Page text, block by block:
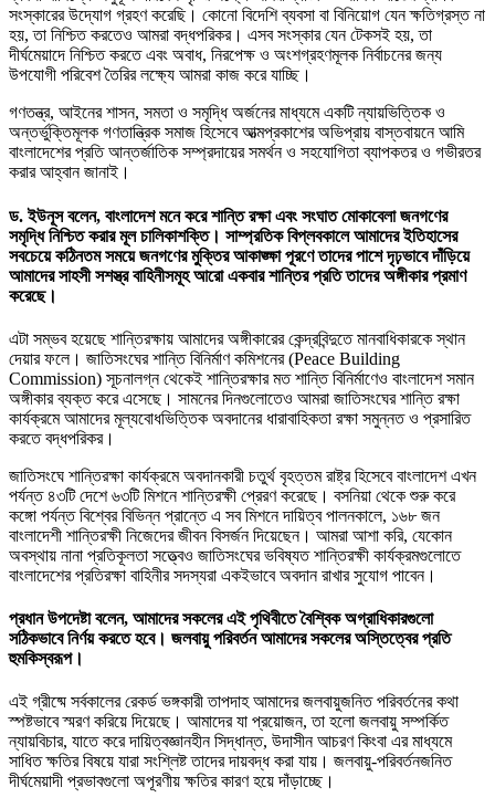
সংস্কারের উদ্যোগ গ্রহণ করেছি। কোনো বিদেশি ব্যবসা বা বিনিয়োগ যেন ক্ষতিগ্রস্ত না
হয়, তা নিশ্চিত করতেও আমরা বদ্ধপরিকর। এসব সংস্কার যেন টেকসই হয়, তা
দীর্ঘমেয়াদে নিশ্চিত করতে এবং অবাধ, নিরপেক্ষ ও অংশগ্রহণমূলক নির্বাচনের জন্য
উপযোগী পরিবেশ তৈরির লক্ষ্যে আমরা কাজ করে যাচ্ছি।
গণতন্ত্র, আইনের শাসন, সমতা ও সমৃদ্ধি অর্জনের মাধ্যমে একটি ন্যায়ভিত্তিক ও
অন্তর্ভুক্তিমূলক গণতান্ত্রিক সমাজ হিসেবে আত্মপ্রকাশের অভিপ্রায় বাস্তবায়নে আমি
বাংলাদেশের প্রতি আন্তর্জাতিক সম্প্রদায়ের সমর্থন ও সহযোগিতা ব্যাপকতর ও গভীরতর
করার আহ্বান জানাই।
ড. ইউনূস বলেন, বাংলাদেশ মনে করে শান্তি রক্ষা এবং সংঘাত মোকাবেলা জনগণের
সমৃদ্ধি নিশ্চিত করার মূল চালিকাশক্তি। সাম্প্রতিক বিপ্লবকালে আমাদের ইতিহাসের
সবচেয়ে কঠিনতম সময়ে জনগণের মুক্তির আকাঙ্ক্ষা পূরণে তাদের পাশে দৃঢ়ভাবে দাঁড়িয়ে
আমাদের সাহসী সশস্ত্র বাহিনীসমূহ আরো একবার শান্তির প্রতি তাদের অঙ্গীকার প্রমাণ
করেছে।
এটা সম্ভব হয়েছে শান্তিরক্ষায় আমাদের অঙ্গীকারের কেন্দ্রবিন্দুতে মানবাধিকারকে স্থান
দেয়ার ফলে। জাতিসংঘের শান্তি বিনির্মাণ কমিশনের (Peace Building
Commission) সূচনালগ্ন থেকেই শান্তিরক্ষার মত শান্তি বিনির্মাণেও বাংলাদেশ সমান
অঙ্গীকার ব্যক্ত করে এসেছে। সামনের দিনগুলোতেও আমরা জাতিসংঘের শান্তি রক্ষা
কার্যক্রমে আমাদের মূল্যবোধভিত্তিক অবদানের ধারাবাহিকতা রক্ষা সমুন্নত ও প্রসারিত
করতে বদ্ধপরিকর।
জাতিসংঘে শান্তিরক্ষা কার্যক্রমে অবদানকারী চতুর্থ বৃহত্তম রাষ্ট্র হিসেবে বাংলাদেশ এখন
পর্যন্ত ৪৩টি দেশে ৬৩টি মিশনে শান্তিরক্ষী প্রেরণ করেছে। বসনিয়া থেকে শুরু করে
কঙ্গো পর্যন্ত বিশ্বের বিভিন্ন প্রান্তে এ সব মিশনে দায়িত্ব পালনকালে, ১৬৮ জন
বাংলাদেশী শান্তিরক্ষী নিজেদের জীবন বিসর্জন দিয়েছেন। আমরা আশা করি, যেকোন
অবস্থায় নানা প্রতিকূলতা সত্ত্বেও জাতিসংঘের ভবিষ্যত শান্তিরক্ষী কার্যক্রমগুলোতে
বাংলাদেশের প্রতিরক্ষা বাহিনীর সদস্যরা একইভাবে অবদান রাখার সুযোগ পাবেন।
প্রধান উপদেষ্টা বলেন, আমাদের সকলের এই পৃথিবীতে বৈশ্বিক অগ্রাধিকারগুলো
সঠিকভাবে নির্ণয় করতে হবে। জলবায়ু পরিবর্তন আমাদের সকলের অস্তিত্বের প্রতি
হুমকিস্বরূপ।
এই গ্রীষ্মে সর্বকালের রেকর্ড ভঙ্গকারী তাপদাহ আমাদের জলবায়ুজনিত পরিবর্তনের কথা
স্পষ্টভাবে স্মরণ করিয়ে দিয়েছে। আমাদের যা প্রয়োজন, তা হলো জলবায়ু সম্পর্কিত
ন্যায়বিচার, যাতে করে দায়িত্বজ্ঞানহীন সিদ্ধান্ত, উদাসীন আচরণ কিংবা এর মাধ্যমে
সাধিত ক্ষতির বিষয়ে যারা সংশ্লিষ্ট তাদের দায়বদ্ধ করা যায়। জলবায়ু-পরিবর্তনজনিত
দীর্ঘমেয়াদী প্রভাবগুলো অপূরণীয় ক্ষতির কারণ হয়ে দাঁড়াচ্ছে।